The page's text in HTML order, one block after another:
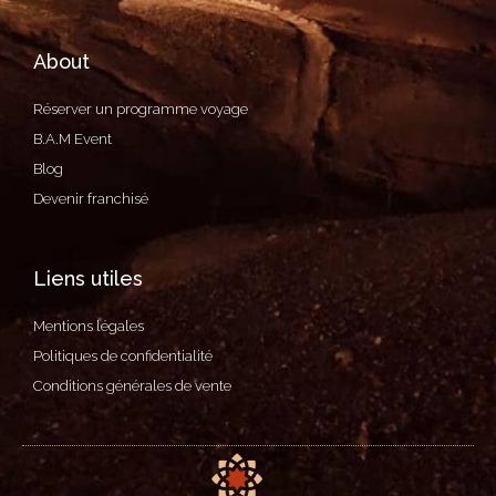
Pour 30 minutes.
Le soin contour des yeux anti-cernes
et anti-poches a un effet ciblé contre
la fatigue. Il procure une sensation de
fraîcheur et réduit visiblement les
Modelage liftant yeux
Pour 30 minutes.
Le modelage liftant des yeux réduit
les poches, lisse les rides, apporte de
l’éclat, atténue les cernes, hydrate en
profondeur et raffermit la peau.
40.00€
About
Réserver un programme voyage
B.A.M Event
Blog
Devenir franchisé
Liens utiles
Mentions légales
Politiques de confidentialité
Conditions générales de vente